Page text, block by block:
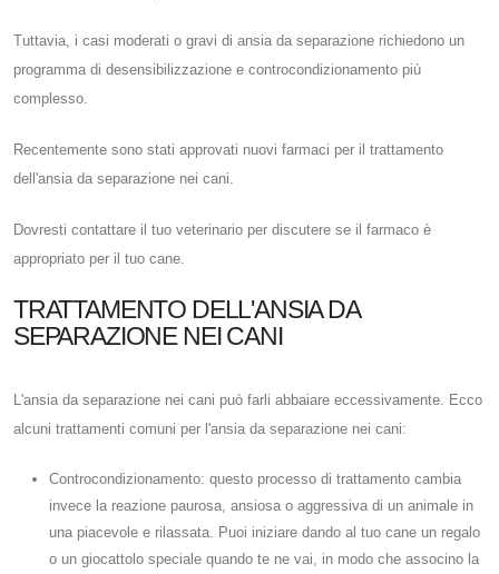
Tuttavia, i casi moderati o gravi di ansia da separazione richiedono un
programma di desensibilizzazione e controcondizionamento più
complesso.
Recentemente sono stati approvati nuovi farmaci per il trattamento
dell'ansia da separazione nei cani.
Dovresti contattare il tuo veterinario per discutere se il farmaco è
appropriato per il tuo cane.
TRATTAMENTO DELL'ANSIA DA
SEPARAZIONE NEI CANI
L'ansia da separazione nei cani può farli abbaiare eccessivamente. Ecco
alcuni trattamenti comuni per l'ansia da separazione nei cani:
Controcondizionamento: questo processo di trattamento cambia
invece la reazione paurosa, ansiosa o aggressiva di un animale in
una piacevole e rilassata. Puoi iniziare dando al tuo cane un regalo
o un giocattolo speciale quando te ne vai, in modo che associno la